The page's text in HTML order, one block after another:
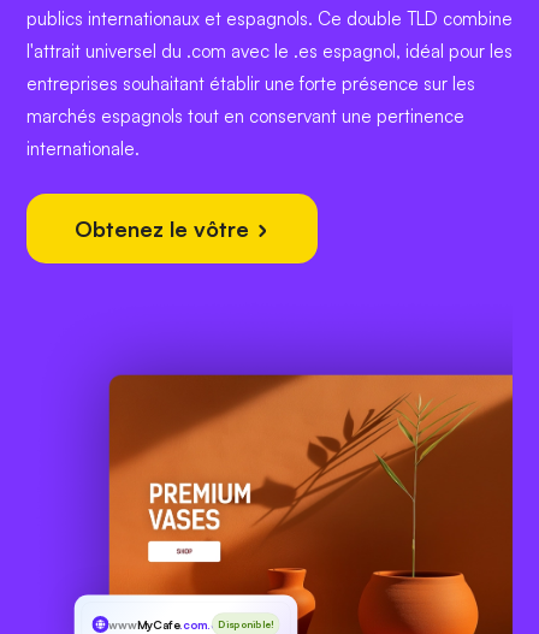
publics internationaux et espagnols. Ce double TLD combine
l'attrait universel du .com avec le .es espagnol, idéal pour les
entreprises souhaitant établir une forte présence sur les
marchés espagnols tout en conservant une pertinence
internationale.
Obtenez le vôtre
wwwMyCafe.com.esDisponible!